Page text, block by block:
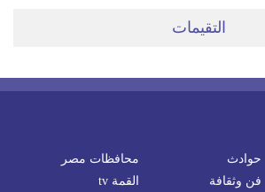
التقيمات
حوادث
محافظات مصر
فن وثقافة
القمة tv